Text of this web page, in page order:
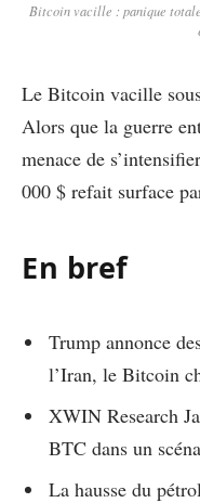
Bitcoin vacille : panique
Le Bitcoin vacille
Alors que la guerre
menace de
000 $ refait surface
En bref
Trump annonce
l’Iran, le Bitcoin
XWIN Research
BTC dans un
La hausse du